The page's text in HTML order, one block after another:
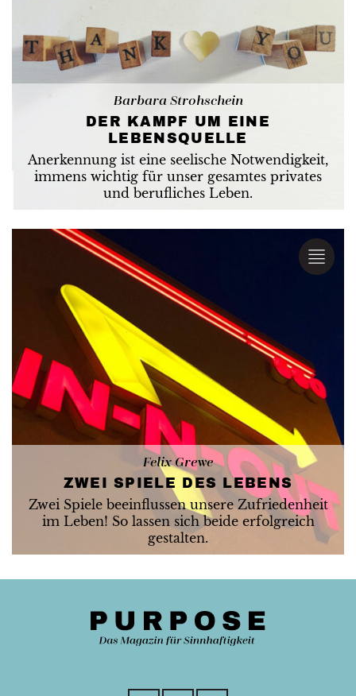
Barbara Strohschein
DER KAMPF UM EINE
LEBENSQUELLE
Anerkennung ist eine seelische Notwendigkeit,
immens wichtig für unser gesamtes privates
und berufliches Leben.
Felix Grewe
ZWEI SPIELE DES LEBENS
Zwei Spiele beeinflussen unsere Zufriedenheit
im Leben! So lassen sich beide erfolgreich
gestalten.